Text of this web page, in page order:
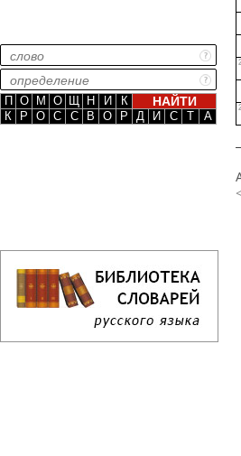
П О М О Щ Н И
К
К
Р О С С В О Р Д И С Т А